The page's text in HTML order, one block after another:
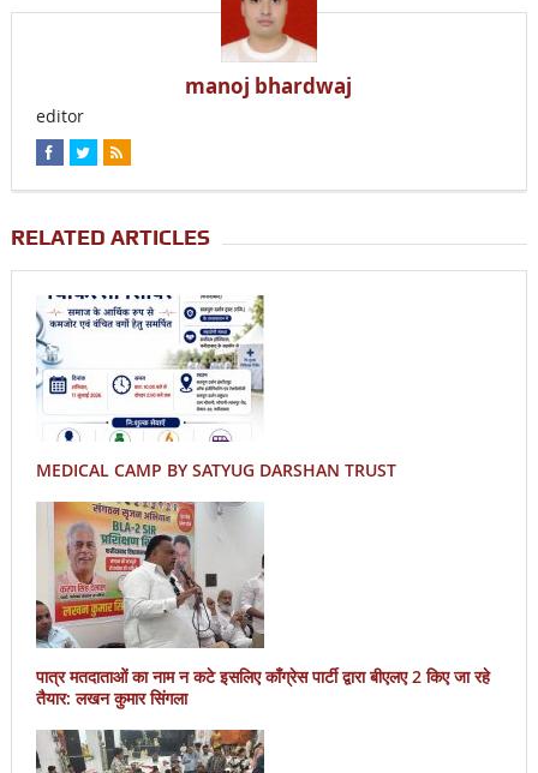
manoj bhardwaj
editor
RELATED ARTICLES
MEDICAL CAMP BY SATYUG DARSHAN TRUST
पात्र मतदाताओं का नाम न कटे इसलिए काँग्रेस पार्टी द्वारा बीएलए 2 किए जा रहे
तैयार: लखन कुमार सिंगला